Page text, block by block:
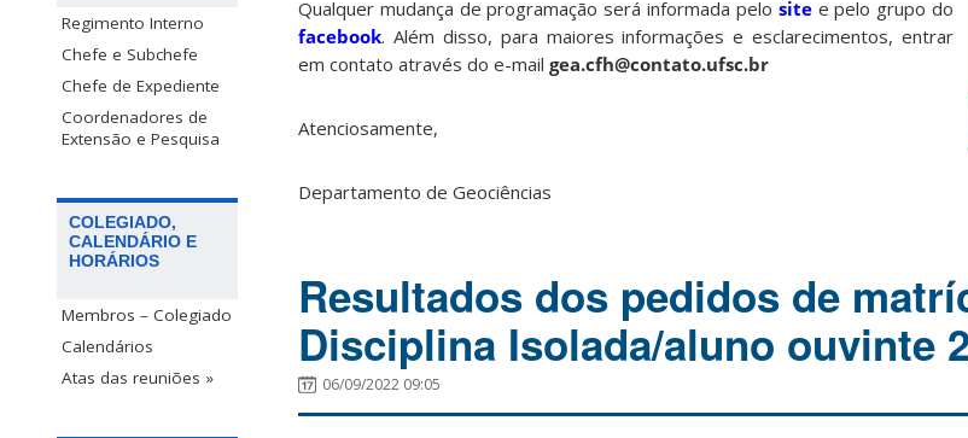
Regimento Interno
Chefe e Subchefe
Chefe de Expediente
Coordenadores de
Extensão e Pesquisa
COLEGIADO,
CALENDÁRIO E
HORÁRIOS
Membros – Colegiado
Calendários
Atas das reuniões »
Qualquer mudança de programação será informada pelo sitee pelo grupo do
facebook. Além disso, para maiores informações e esclarecimentos, entrar
em contato através do e-mail gea.cfh@contato.ufsc.br
Atenciosamente,
Departamento de Geociências
Resultados dos pedidos de
Disciplina Isolada/aluno ouvinte
06/09/2022 09:05